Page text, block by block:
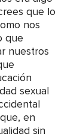
que lo
nos
que
nuestros
sexual
en
sin